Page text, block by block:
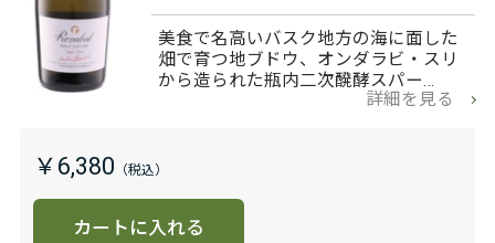
美食で名高いバスク地方の海に面した
畑で育つ地ブドウ、オンダラビ・スリ
から造られた瓶内二次醗酵スパー…
詳細を見る
￥6,380
カートに入れる